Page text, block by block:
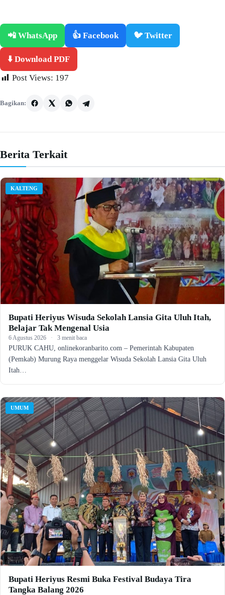
📲 WhatsApp 👍 Facebook 🐦 Twitter
⬇️ Download PDF
Post Views: 197
Bagikan:
Berita Terkait
KALTENG
Bupati Heriyus Wisuda Sekolah Lansia Gita Uluh Itah,
Belajar Tak Mengenal Usia
6 Agustus 2026 · 3 menit baca
PURUK CAHU, onlinekoranbarito.com – Pemerintah Kabupaten
(Pemkab) Murung Raya menggelar Wisuda Sekolah Lansia Gita Uluh
Itah…
UMUM
Bupati Heriyus Resmi Buka Festival Budaya Tira
Tangka Balang 2026